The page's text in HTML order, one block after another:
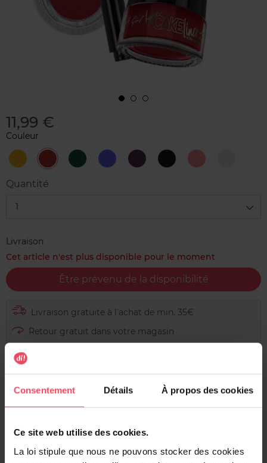
Consentement Détails À propos des cookies
Ce site web utilise des cookies.
La loi stipule que nous ne pouvons stocker des cookies
11,99 €
Couleur
Electric
Yellow
Flamin'RedFlash
Teal
Icy
Cobalt
Manic
Purple
Out
Black
Rouge
Pink
Quantité
1
Livraison
Cet article n'est plus disponible pour le moment
Être prévenu de la disponibilité
Livraison gratuite à l'achat de min. 35€
Retour gratuit dans votre magasin
Expédition sous 24h
éblouissant ! Ce liner activé par l'eau est non seulement